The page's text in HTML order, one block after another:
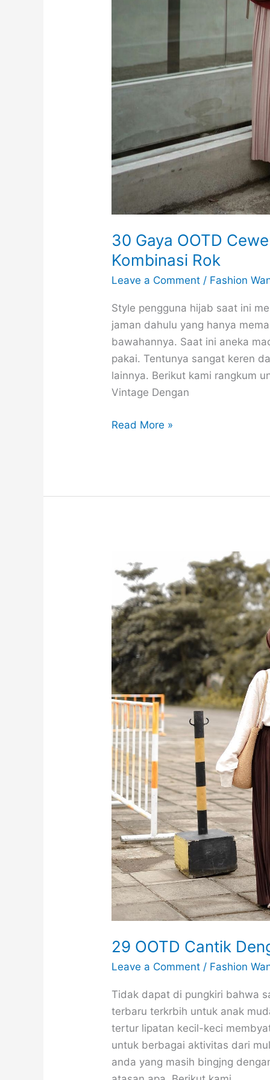
30 Gaya OOTD
Kombinasi Rok
Leave a Comment / Fashion
Style pengguna hijab saat ini
jaman dahulu yang hanya
bawahannya. Saat ini aneka
pakai. Tentunya sangat keren
lainnya. Berikut kami rangkum
Vintage Dengan
30
Read More »
29 OOTD Cantik
Leave a Comment / Fashion
Tidak dapat di pungkiri bahwa
terbaru terkrbih untuk anak
tertur lipatan kecil-keci
untuk berbagai aktivitas dari
anda yang masih bingjng